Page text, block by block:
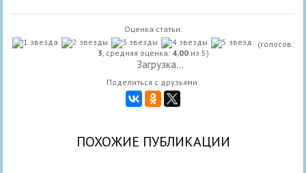
Оценка статьи:
(голосов:
3 , средняя оценка: 4,00из 5)
Загрузка...
Поделиться с друзьями:
ПОХОЖИЕ ПУБЛИКАЦИИ